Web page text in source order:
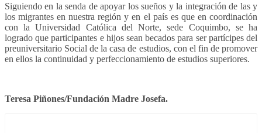
Siguiendo en la senda de apoyar los sueños y la integración de las y
los migrantes en nuestra región y en el país es que en coordinación
con la Universidad Católica del Norte, sede Coquimbo, se ha
logrado que participantes e hijos sean becados para ser partícipes del
preuniversitario Social de la casa de estudios, con el fin de promover
en ellos la continuidad y perfeccionamiento de estudios superiores.
Teresa Piñones/Fundación Madre Josefa.